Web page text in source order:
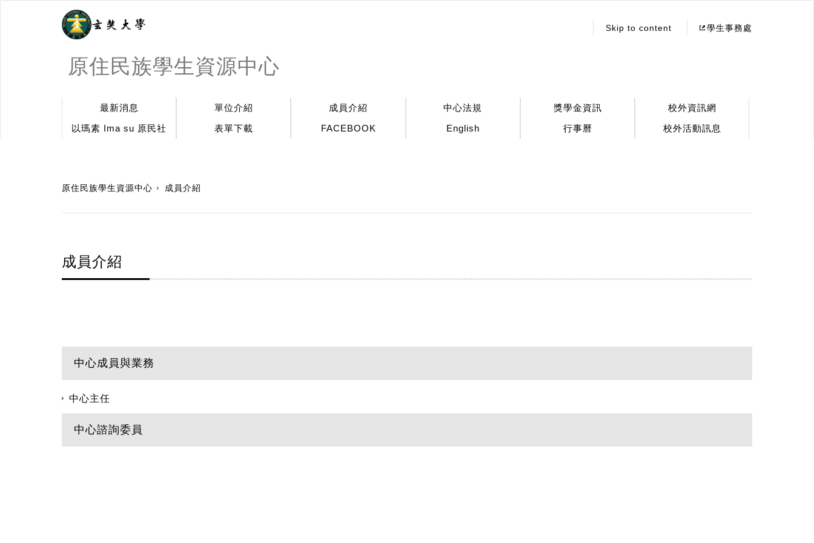
原住民族學生資源中心
Skip to content 學生事務處
最新消息 單位介紹 成員介紹 中心法規 獎學金資訊
校外資訊網
以瑪素 Ima su 原民社
表單下載 FACEBOOK English 行事曆 校外活動訊息
原住民族學生資源中心 成員介紹
成員介紹
中心成員與業務
中心主任
中心諮詢委員